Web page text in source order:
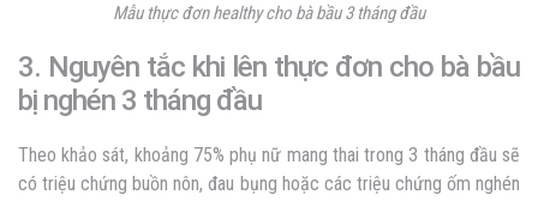
Mẫu thực đơn healthy cho bà bầu 3 tháng đầu
3. Nguyên tắc khi lên thực đơn cho bà bầu
bị nghén 3 tháng đầu
Theo khảo sát, khoảng 75% phụ nữ mang thai trong 3 tháng đầu sẽ
có triệu chứng buồn nôn, đau bụng hoặc các triệu chứng ốm nghén